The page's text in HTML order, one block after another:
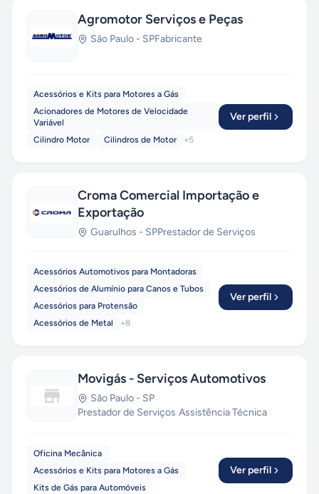
Agromotor Serviços e Peças
São Paulo - SPFabricante
Acessórios e Kits para Motores a Gás
Acionadores de Motores de Velocidade
Variável
Cilindro Motor
Cilindros de Motor +5
Ver perfil
Croma Comercial Importação e
Exportação
Guarulhos - SPPrestador de Serviços
Acessórios Automotivos para Montadoras
Acessórios de Alumínio para Canos e Tubos
Acessórios para Protensão
Acessórios de Metal
+8
Ver perfil
Movigás - Serviços Automotivos
São Paulo - SP
Prestador de Serviços·Assistência Técnica
Oficina Mecânica
Acessórios e Kits para Motores a Gás
Kits de Gás para Automóveis
Ver perfil